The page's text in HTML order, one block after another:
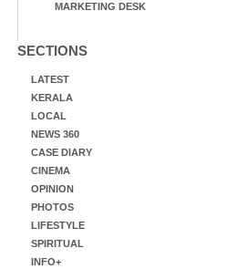
MARKETING DESK
SECTIONS
LATEST
KERALA
LOCAL
NEWS 360
CASE DIARY
CINEMA
OPINION
PHOTOS
LIFESTYLE
SPIRITUAL
INFO+